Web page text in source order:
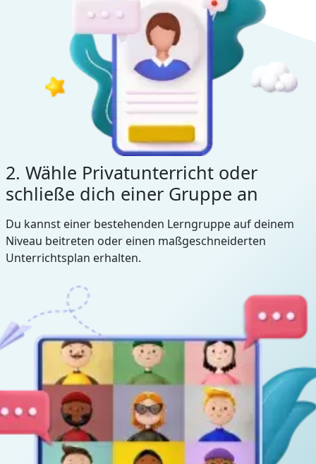
2. Wähle Privatunterricht oder
schließe dich einer Gruppe an
Du kannst einer bestehenden Lerngruppe auf deinem
Niveau beitreten oder einen maßgeschneiderten
Unterrichtsplan erhalten.